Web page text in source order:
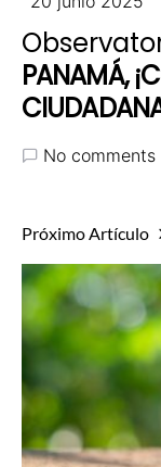
PANAMÁ,
No comments
Próximo Artículo